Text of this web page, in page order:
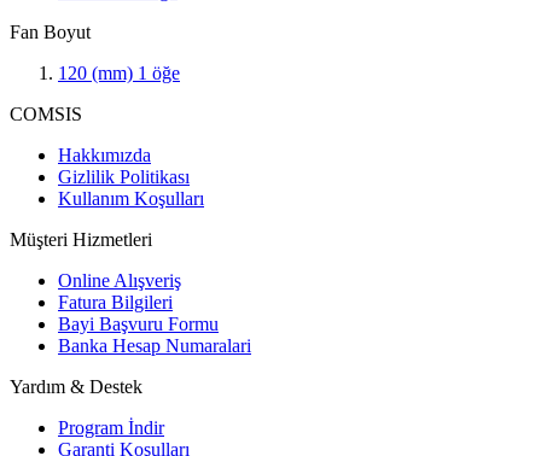
Fan Boyut
120 (mm) 1 öğe
COMSIS
Hakkımızda
Gizlilik Politikası
Kullanım Koşulları
Müşteri Hizmetleri
Online Alışveriş
Fatura Bilgileri
Bayi Başvuru Formu
Banka Hesap Numaralari
Yardım & Destek
Program İndir
Garanti Koşulları